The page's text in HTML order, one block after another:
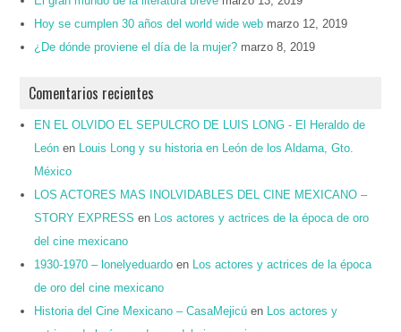
Hoy se cumplen 30 años del world wide web marzo 12, 2019
¿De dónde proviene el día de la mujer? marzo 8, 2019
Comentarios recientes
EN EL OLVIDO EL SEPULCRO DE LUIS LONG - El Heraldo de
León en
Louis Long y su historia en León de los Aldama, Gto.
México
LOS ACTORES MAS INOLVIDABLES DEL CINE MEXICANO –
STORY EXPRESS en
Los actores y actrices de la época de oro
del cine mexicano
1930-1970 – lonelyeduardo en
Los actores y actrices de la época
de oro del cine mexicano
Historia del Cine Mexicano – CasaMejicú en
Los actores y